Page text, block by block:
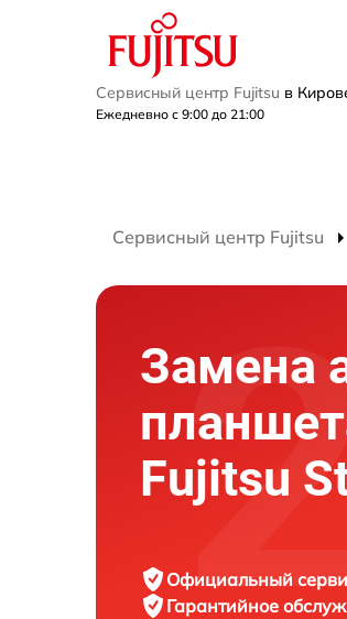
Сервисный центр Fujitsu в
Ежедневно с 9:00 до 21:00
Сервисный центр Fujitsu
Замена
Fujitsu
Официальный
Гарантийное